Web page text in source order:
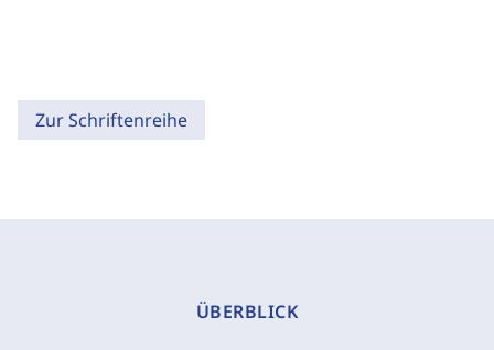
Zur Schriftenreihe
ÜBERBLICK